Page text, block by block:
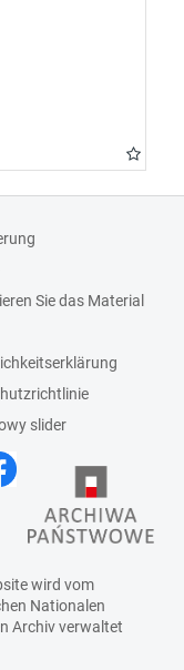
Sie das Material
slider
wird vom
Nationalen
Archivverwaltet